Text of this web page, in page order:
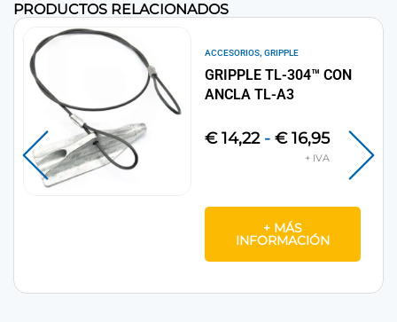
PRODUCTOS RELACIONADOS
ACCESORIOS,GRIPPLE
GRIPPLE TL-304™ CON
ANCLA TL-A3
€14,22 - €16,95
+ MÁS
INFORMACIÓN